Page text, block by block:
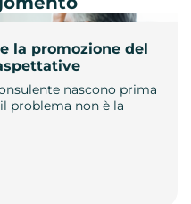
la promozione del
nascono prima
problema non è la